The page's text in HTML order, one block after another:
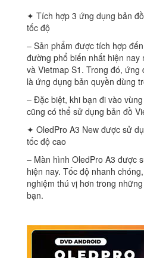
✦ Tích hợp 3 ứng dụng bản
tốc độ
– Sản phẩm được tích hợp
đường phổ biến nhất hiện nay
và Vietmap S1. Trong đó, ứng
là ứng dụng bản quyền dùng
– Đặc biệt, khi bạn đi vào
cũng có thể sử dụng bản đồ
✦ OledPro A3 New được sử
tốc độ cao
– Màn hình OledPro A3 được
hiện nay. Tốc độ nhanh
nghiệm thú vị hơn trong
bạn.